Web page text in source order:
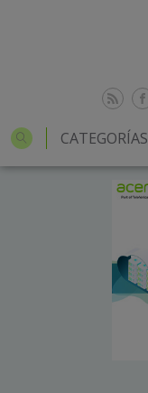
CATEGORÍAS